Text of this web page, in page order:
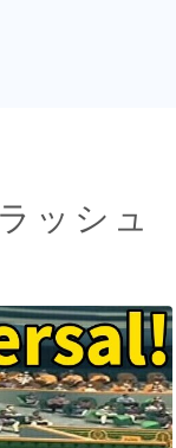
ッシュ